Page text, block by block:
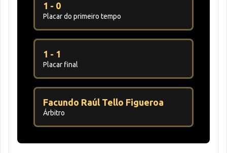
Placar do primeiro tempo
1 - 0
Placar final
1 - 1
Árbitro
Facundo Raúl Tello Figueroa